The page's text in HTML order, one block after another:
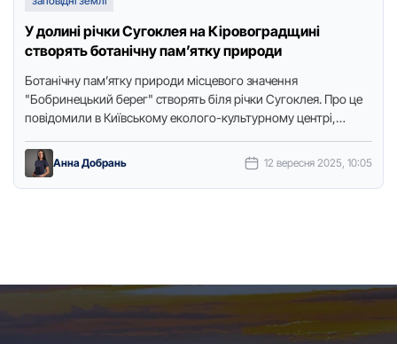
У долині річки Сугоклея на Кіровоградщині
створять ботанічну пам’ятку природи
Ботанічну пам’ятку природи місцевого значення
"Бобринецький берег" створять біля річки Сугоклея. Про це
повідомили в Київському еколого-культурному центрі,
Анна Добрань 12 вересня 2025, 10:05